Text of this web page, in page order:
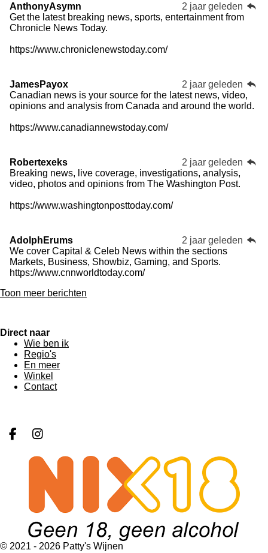
AnthonyAsymn
2 jaar geleden
Get the latest breaking news, sports, entertainment from
Chronicle News Today.
https://www.chroniclenewstoday.com/
JamesPayox
2 jaar geleden
Canadian news is your source for the latest news, video,
opinions and analysis from Canada and around the world.
https://www.canadiannewstoday.com/
Robertexeks
2 jaar geleden
Breaking news, live coverage, investigations, analysis,
video, photos and opinions from The Washington Post.
https://www.washingtonposttoday.com/
AdolphErums
2 jaar geleden
We cover Capital & Celeb News within the sections
Markets, Business, Showbiz, Gaming, and Sports.
https://www.cnnworldtoday.com/
Toon meer berichten
Direct naar
Wie ben ik
Regio's
En meer
Winkel
Contact
F
I
s
m
© 2021 - 2026 Patty's Wijnen